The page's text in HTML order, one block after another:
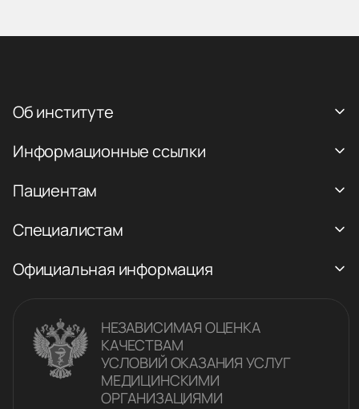
Об институте
Информационные ссылки
Пациентам
Специалистам
Официальная информация
НЕЗАВИСИМАЯ ОЦЕНКА
КАЧЕСТВАM
УСЛОВИЙ ОКАЗАНИЯ УСЛУГ
МЕДИЦИНСКИМИ
ОРГАНИЗАЦИЯМИ